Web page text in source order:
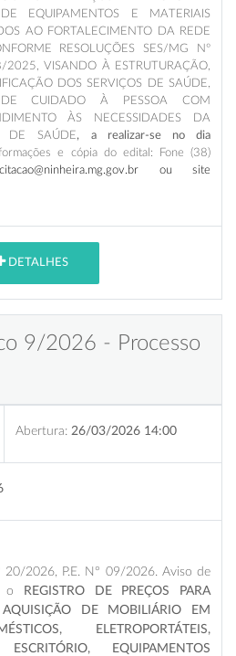
EQUIPAMENTOS E MATERIAIS
AO FORTALECIMENTO DA REDE
RESOLUÇÕES SES/MG Nº
VISANDO À ESTRUTURAÇÃO,
DOS SERVIÇOS DE SAÚDE,
CUIDADO À PESSOA COM
ÀS NECESSIDADES DA
DE SAÚDE, a realizar-se no dia
e cópia do edital: Fone (38)
ou site
DETALHES
9/2026 - Processo
Abertura: 26/03/2026 14:00
20/2026, P.E. N° 09/2026. Aviso de
o
REGISTRO DE PREÇOS PARA
DE MOBILIÁRIO EM
ELETROPORTÁTEIS,
EQUIPAMENTOS